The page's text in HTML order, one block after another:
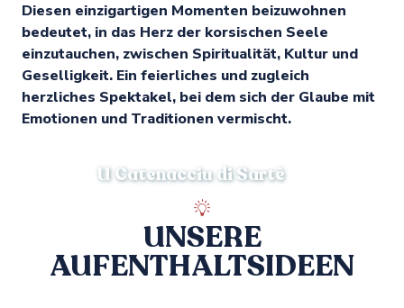
Diesen einzigartigen Momenten beizuwohnen
bedeutet, in das Herz der korsischen Seele
einzutauchen, zwischen Spiritualität, Kultur und
Geselligkeit. Ein feierliches und zugleich
herzliches Spektakel, bei dem sich der Glaube mit
Emotionen und Traditionen vermischt.
U Catenacciu di Sartè
UNSERE
AUFENTHALTSIDEEN